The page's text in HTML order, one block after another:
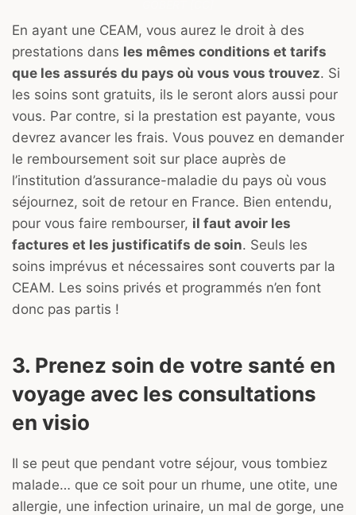
En ayant une CEAM, vous aurez le droit à des
prestations dans les mêmes conditions et tarifs
que les assurés du pays où vous vous trouvez. Si
les soins sont gratuits, ils le seront alors aussi pour
vous. Par contre, si la prestation est payante, vous
devrez avancer les frais. Vous pouvez en demander
le remboursement soit sur place auprès de
l’institution d’assurance-maladie du pays où vous
séjournez, soit de retour en France. Bien entendu,
pour vous faire rembourser, il faut avoir les
factures et les justificatifs de soin. Seuls les
soins imprévus et nécessaires sont couverts par la
CEAM. Les soins privés et programmés n’en font
donc pas partis !
3. Prenez soin de votre santé en
voyage avec les consultations
en visio
Il se peut que pendant votre séjour, vous tombiez
malade… que ce soit pour un rhume, une otite, une
allergie, une infection urinaire, un mal de gorge, une